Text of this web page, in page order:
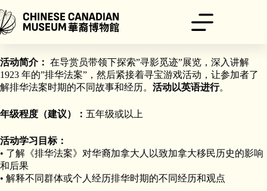
至
内
活动时间： 90分钟
活动简介： 在导赏员带领下探索”寻影觅迹”展览，深入讲解
1923 年的”排华法案”，然后紧接着寻宝游戏活动，让参加者了
解排华法案时期的不同故事和经历。 活动以英语进行。
年级程度（建议）： 五年级或以上
活动学习目标：
• 了解《排华法案》对华裔加拿大人以致加拿大移民历史的影响
和后果
• 解释不同群体或个人经历排华时期的不同经历和观点